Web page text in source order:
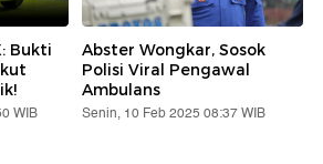
Bukti
WIB
Abster Wongkar, Sosok
Polisi Viral Pengawal
Ambulans
Senin, 10 Feb 2025 08:37 WIB